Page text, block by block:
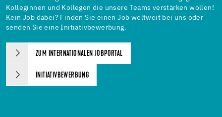
Kolleginnen und Kollegen die unsere Teams verstärken wollen!
Kein Job dabei? Finden Sie einen Job weltweit bei uns oder
senden Sie eine Initiativbewerbung.
ZUM INTERNATIONALEN JOBPORTAL
INITIATIVBEWERBUNG